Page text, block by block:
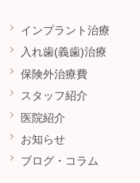
インプラント治療
入れ歯(義歯)治療
保険外治療費
スタッフ紹介
医院紹介
お知らせ
ブログ・コラム